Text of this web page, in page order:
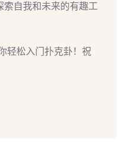
索自我和未来的有趣工
轻松入门扑克卦！祝